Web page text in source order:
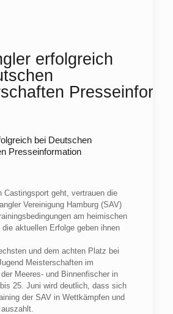
erfolgreich
bei Deutschen
Presseinformation
Castingsport geht, vertrauen die
Vereinigung Hamburg (SAV)
am heimischen
aktuellen Erfolge geben ihnen
und dem achten Platz bei
Meisterschaften im
Meeres- und Binnenfischer in
25. Juni wird deutlich, dass sich
der SAVin Wettkämpfen und